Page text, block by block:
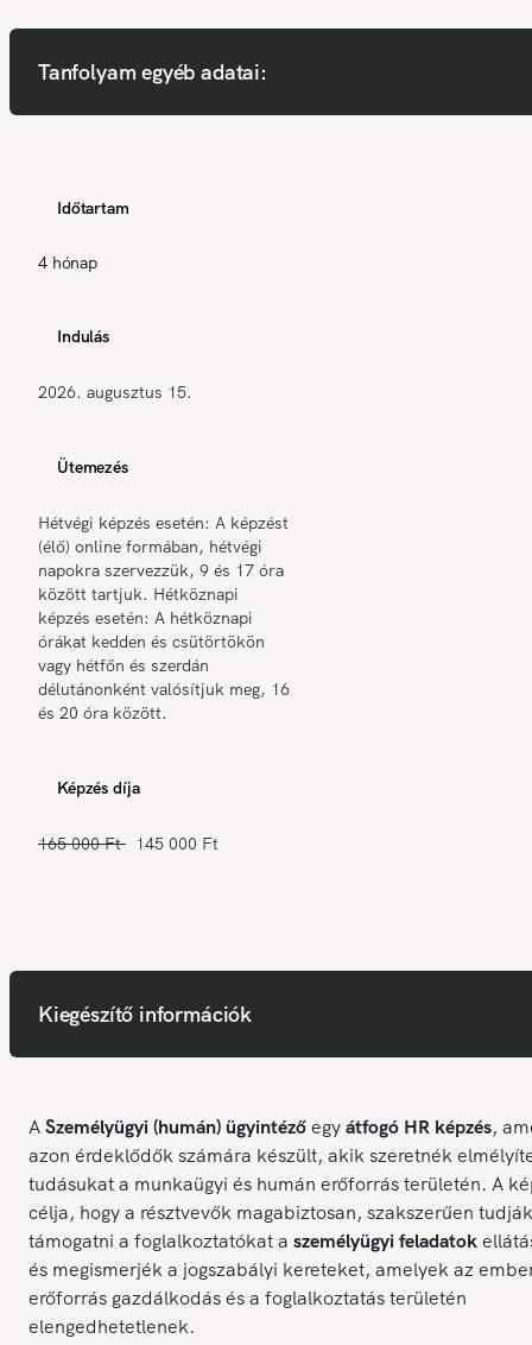
Tanfolyam egyéb adatai:
Időtartam
4 hónap
Indulás
2026. augusztus 15.
Ütemezés
Hétvégi képzés esetén: A képzést
(élő) online formában, hétvégi
napokra szervezzük, 9 és 17 óra
között tartjuk. Hétköznapi
képzés esetén: A hétköznapi
órákat kedden és csütörtökön
vagy hétfőn és szerdán
délutánonként valósítjuk meg, 16
és 20 óra között.
Képzés díja
165 000 Ft 145 000 Ft
Kiegészítő információk
ASzemélyügyi (humán) ügyintézőegyátfogó HR képzés,
azon érdeklődők számára készült, akik szeretnék
tudásukat a munkaügyi és humán erőforrás területén. A
célja, hogy a résztvevők magabiztosan, szakszerűen tudják
támogatni a foglalkoztatókat a személyügyi feladatok
és megismerjék a jogszabályi kereteket, amelyek az
erőforrás gazdálkodás és a foglalkoztatás területén
elengedhetetlenek.